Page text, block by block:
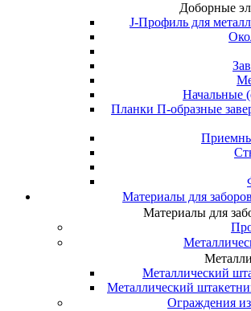
Доборные
J-Профиль для
Начальные
Планки П-образные
Материалы для
Материалы для
Металлический
Металлический
Ограждения